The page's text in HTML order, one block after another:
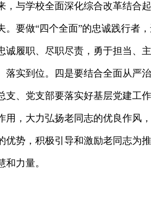
，与学校全面深化综合改革结合
。要做“四个全面”的忠诚践行者
诚履职、尽职尽责，勇于担当、
落实到位。四是要结合全面从严
支、党支部要落实好基层党建工
用，大力弘扬老同志的优良作风
优势，积极引导和激励老同志为
力量。